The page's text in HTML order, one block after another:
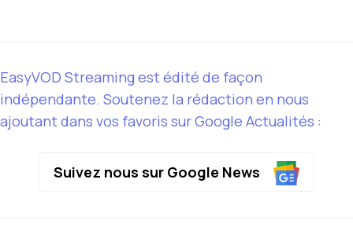
EasyVOD Streaming est édité de façon
indépendante. Soutenez la rédaction en nous
ajoutant dans vos favoris sur Google Actualités :
Suivez nous sur Google News